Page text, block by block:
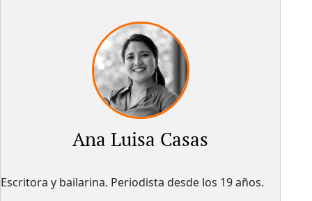
Ana Luisa Casas
Escritora y bailarina. Periodista desde los 19 años.